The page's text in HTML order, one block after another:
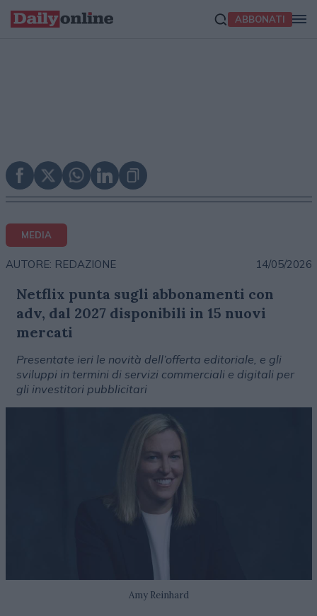
ABBONATI
MEDIA
AUTORE: REDAZIONE 14/05/2026
Netflix punta sugli abbonamenti con
adv, dal 2027 disponibili in 15 nuovi
mercati
Presentate ieri le novità dell’offerta editoriale, e gli
sviluppi in termini di servizi commerciali e digitali per
gli investitori pubblicitari
Amy Reinhard